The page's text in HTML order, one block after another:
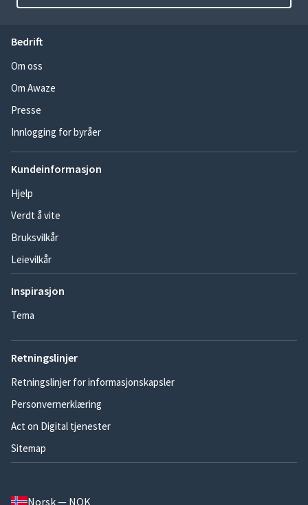
Bedrift
Om oss
Om Awaze
Presse
Innlogging for byråer
Kundeinformasjon
Hjelp
Verdt å vite
Bruksvilkår
Leievilkår
Inspirasjon
Tema
Retningslinjer
Retningslinjer for informasjonskapsler
Personvernerklæring
Act on Digital tjenester
Sitemap
Norsk — NOK